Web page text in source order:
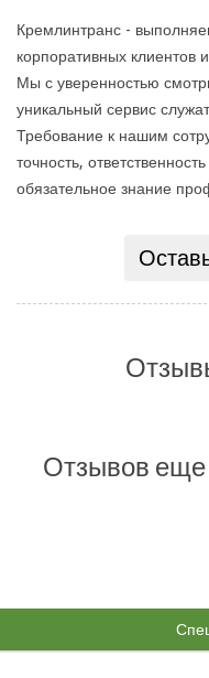
Кремлинтранс -
корпоративных клиентов
Мы с уверенностью
уникальный сервис
Требование к нашим
точность,
обязательное знание
Отзывов еще